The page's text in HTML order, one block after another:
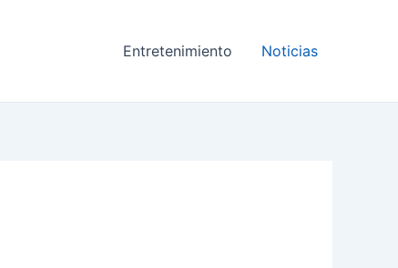
Entretenimiento Noticias